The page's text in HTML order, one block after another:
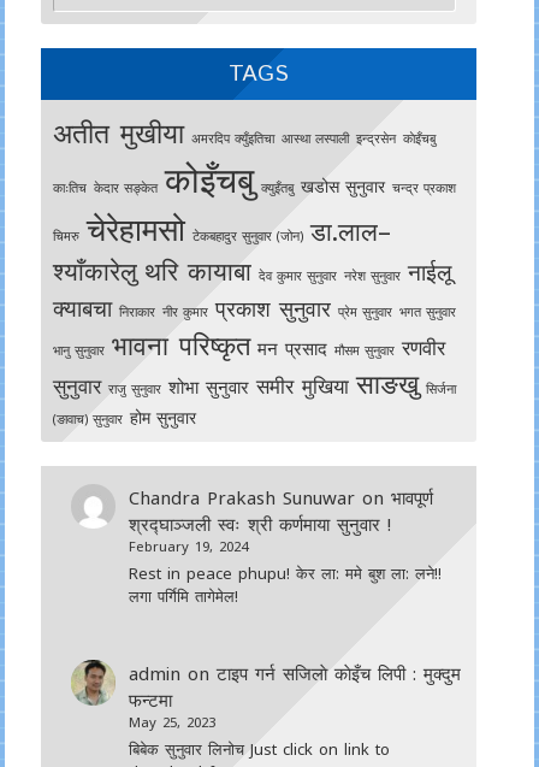
TAGS
अतीत मुखीया अमरदिप क्युँइतिचा आस्था लस्पाली इन्द्रसेन काेइँचबु
काःतिच केदार सङ्केत कोइँचबु क्युइँतबु खडोस सुनुवार चन्द्र प्रकाश
चिमरु चेरेहामसो टेकबहादुर सुनुवार (जोन) डा.लाल–
श्याँकारेलु थरि कायाबा देव कुमार सुनुवार नरेश सुनुवार नाईलू
क्याबचा निराकार नीर कुमार प्रकाश सुनुवार प्रेम सुनुवार भगत सुनुवार
भानु सुनुवार भावना परिष्कृत मन प्रसाद मौसम सुनुवार रणवीर
सुनुवार राजु सुनुवार शोभा सुनुवार समीर मुखिया साङखु सिर्जना
(ङावाच) सुनुवार होम सुनुवार
Chandra Prakash Sunuwar onभावपूर्ण
श्रद्घाञ्जली स्वः श्री कर्णमाया सुनुवार !
February 19, 2024
Rest in peace phupu! केर ला: ममे बुश ला: लने!!
लगा पर्गिमि तागेमेल!
admin onटाइप गर्न सजिलाे काेइँच लिपी : मुक्दुम
फन्टमा
May 25, 2023
बिबेक सुनुवार लिनोच Just click on link to